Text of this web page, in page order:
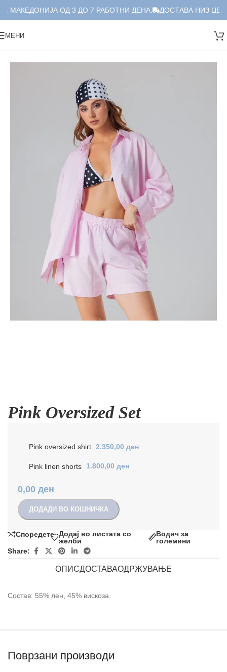
МАКЕДОНИЈА ОД 3 ДО 7 РАБОТНИ ДЕНА. ДОСТАВА НИЗ
МЕНИ
Pink Oversized Set
Pink oversized shirt 2.350,00 ден
Pink linen shorts 1.800,00 ден
0,00 ден
ДОДАДИ ВО КОШНИЧКА
Споредете Додај во листата со
желби
Водич за
големини
Share:
ОПИСДОСТАВАОДРЖУВАЊЕ
Состав: 55% лен, 45% вискоза.
Поврзани производи